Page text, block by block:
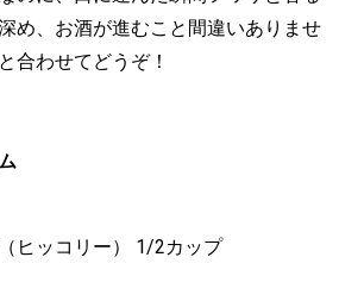
め、お酒が進むこと間違いありませ
合わせてどうぞ！
ヒッコリー） 1/2カップ